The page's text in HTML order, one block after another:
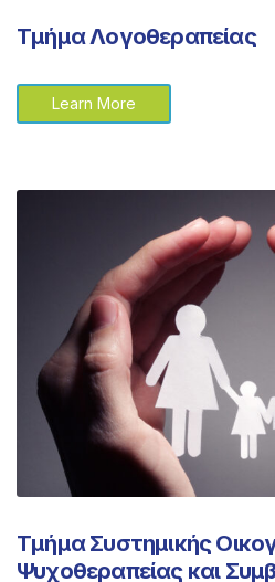
Τμήμα Λογοθεραπείας
Learn More
Τμήμα Συστημικής
Ψυχοθεραπείας και